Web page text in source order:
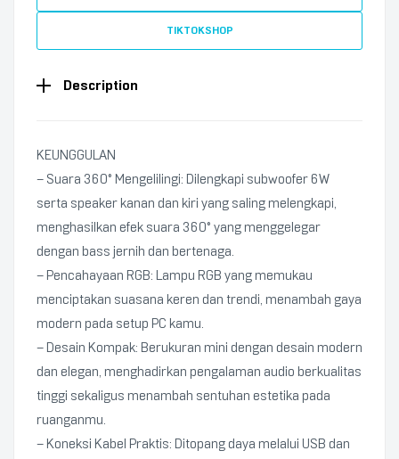
TIKTOKSHOP
Description
KEUNGGULAN
– Suara 360° Mengelilingi: Dilengkapi subwoofer 6W
serta speaker kanan dan kiri yang saling melengkapi,
menghasilkan efek suara 360° yang menggelegar
dengan bass jernih dan bertenaga.
– Pencahayaan RGB: Lampu RGB yang memukau
menciptakan suasana keren dan trendi, menambah gaya
modern pada setup PC kamu.
– Desain Kompak: Berukuran mini dengan desain modern
dan elegan, menghadirkan pengalaman audio berkualitas
tinggi sekaligus menambah sentuhan estetika pada
ruanganmu.
– Koneksi Kabel Praktis: Ditopang daya melalui USB dan